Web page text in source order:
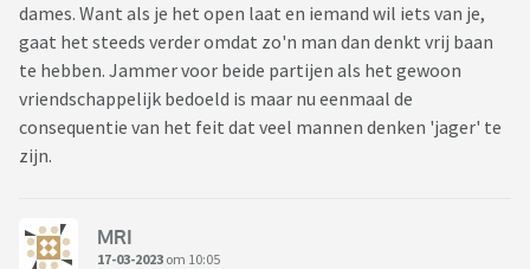
dames. Want als je het open laat en iemand wil iets van je,
gaat het steeds verder omdat zo'n man dan denkt vrij baan
te hebben. Jammer voor beide partijen als het gewoon
vriendschappelijk bedoeld is maar nu eenmaal de
consequentie van het feit dat veel mannen denken 'jager' te
zijn.
MRI
17-03-2023 om 10:05